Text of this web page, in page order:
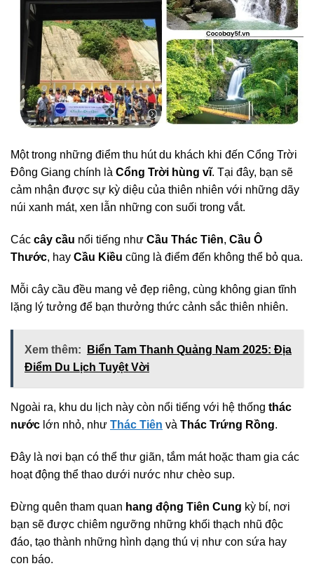
Một trong những điểm thu hút du khách khi đến Cổng Trời
Đông Giang chính là Cổng Trời hùng vĩ. Tại đây, bạn sẽ
cảm nhận được sự kỳ diệu của thiên nhiên với những dãy
núi xanh mát, xen lẫn những con suối trong vắt.
Các cây cầu nổi tiếng như Cầu Thác Tiên, Cầu Ô
Thước, hay Cầu Kiều cũng là điểm đến không thể bỏ qua.
Mỗi cây cầu đều mang vẻ đẹp riêng, cùng không gian tĩnh
lặng lý tưởng để bạn thưởng thức cảnh sắc thiên nhiên.
Xem thêm:
Biển Tam Thanh Quảng Nam 2025: Địa
Điểm Du Lịch Tuyệt Vời
Ngoài ra, khu du lịch này còn nổi tiếng với hệ thống thác
nước lớn nhỏ, như Thác Tiên và Thác Trứng Rồng.
Đây là nơi bạn có thể thư giãn, tắm mát hoặc tham gia các
hoạt động thể thao dưới nước như chèo sup.
Đừng quên tham quan hang động Tiên Cung kỳ bí, nơi
bạn sẽ được chiêm ngưỡng những khối thạch nhũ độc
đáo, tạo thành những hình dạng thú vị như con sứa hay
con báo.